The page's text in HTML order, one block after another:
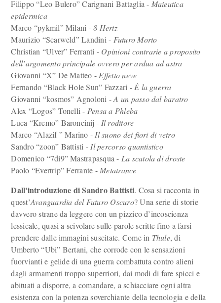
Filippo “Leo Bulero” Carignani Battaglia - Maieutica
epidermica
Marco “pykmil” Milani -8 Hertz
Maurizio “Scarweld” Landini - Futuro Morto
Christian “Ulver” Ferranti - Opinioni contrarie a proposito
dell’argomento principale ovvero per ardua ad astra
Giovanni “X” De Matteo - Effetto neve
Fernando “Black Hole Sun” Fazzari - È la guerra
Giovanni “kosmos” Agnoloni -A un passo dal baratro
Alex “Logos” Tonelli - Pensa a Phleba
Luca “Kremo” Baroncinij - Il roditore
Marco “Alazif ” Marino - Il suono dei fiori di vetro
Sandro “zoon” Battisti - Il percorso quantistico
Domenico “7di9” Mastrapasqua - La scatola di droste
Paolo “Evertrip” Ferrante - Metatrance
Dall'introduzione di Sandro Battisti. Cosa si racconta in
quest’Avanguardia del Futuro Oscuro? Una serie di storie
davvero strane da leggere con un pizzico d’incoscienza
lessicale, quasi a scivolare sulle parole scritte fino a farsi
prendere dalle immagini suscitate. Come in Thule, di
Umberto “Ubi” Bertani, che corrode con le sensazioni
fuorvianti e gelide di una guerra combattuta contro alieni
dagli armamenti troppo superriori, dai modi di fare spicci e
abituati a disporre, a comandare, a schiacciare ogni altra
esistenza con la potenza soverchiante della tecnologia e della